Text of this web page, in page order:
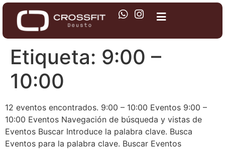
Etiqueta: 9:00 –
10:00
12 eventos encontrados. 9:00 – 10:00 Eventos 9:00 –
10:00 Eventos Navegación de búsqueda y vistas de
Eventos Buscar Introduce la palabra clave. Busca
Eventos para la palabra clave. Buscar Eventos